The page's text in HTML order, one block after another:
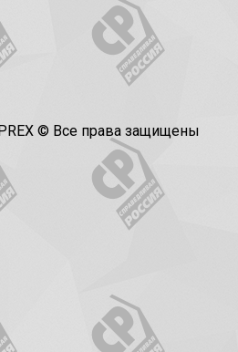
© Все права защищены